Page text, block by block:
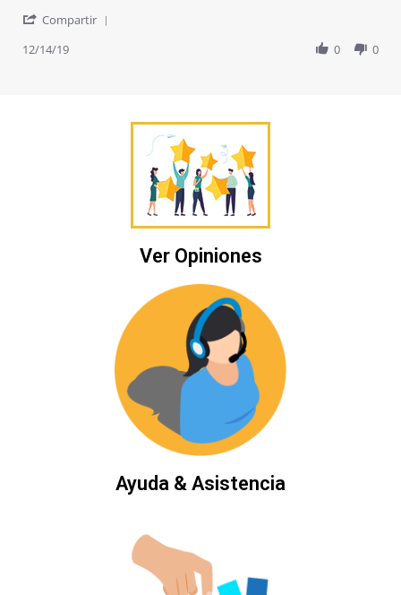
Ana
on
Pedido
y
Compartir
12/14/19 0 0
Ver Opiniones
Ayuda & Asistencia